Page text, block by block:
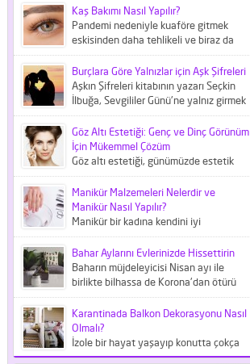
Kaş Bakımı Nasıl Yapılır?
Pandemi nedeniyle kuaföre gitmek
eskisinden daha tehlikeli ve biraz da
maliyetli bir iş haline geldi....
Burçlara Göre Yalnızlar için Aşk Şifreleri
Aşkın Şifreleri kitabının yazarı Seçkin
İlbuğa, Sevgililer Günü'ne yalnız girmek
istemeyenler içni aşk şifreleri
hakkında...
Göz Altı Estetiği: Genç ve Dinç Görünüm
İçin Mükemmel Çözüm
Göz altı estetiği, günümüzde estetik
tıbbın önemli bir parçası olarak kabul
edilir ve göz çevresindeki...
Manikür Malzemeleri Nelerdir ve
Manikür Nasıl Yapılır?
Manikür bir kadına kendini iyi
hissettiren kişisel bakım
uygulamalarından biridir. Peki, bunun
için gerekli manikür...
Bahar Aylarını Evlerinizde Hissettirin
Baharın müjdeleyicisi Nisan ayı ile
birlikte bilhassa de Korona'dan ötürü
meskende kaldığımız şu günlerde
kıyafetlerden...
Karantinada Balkon Dekorasyonu Nasıl
Olmalı?
İzole bir hayat yaşayıp konutta çokça
vakit geçirdiğimiz şu günlerde